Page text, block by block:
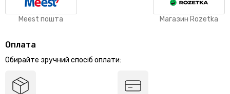
Meest пошта Магазин Rozetka
Оплата
Обирайте зручний спосіб оплати: